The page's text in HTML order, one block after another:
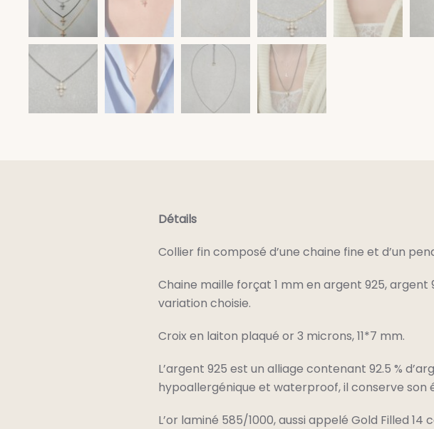
Détails
Collier fin composé d’une chaine fine et d’un
Chaine maille forçat 1 mm en argent 925,
variation choisie.
Croix en laiton plaqué or 3 microns, 11*7 mm.
L’argent 925 est un alliage contenant 92.5 %
hypoallergénique et waterproof, il conserve son
L’or laminé 585/1000, aussi appelé Gold Filled